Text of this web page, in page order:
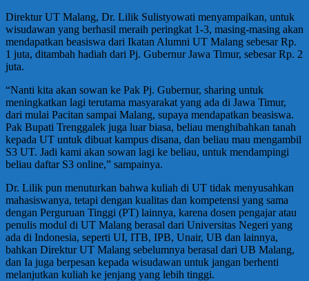
Direktur UT Malang, Dr. Lilik Sulistyowati menyampaikan, untuk
wisudawan yang berhasil meraih peringkat 1-3, masing-masing akan
mendapatkan beasiswa dari Ikatan Alumni UT Malang sebesar Rp.
1 juta, ditambah hadiah dari Pj. Gubernur Jawa Timur, sebesar Rp. 2
juta.
“Nanti kita akan sowan ke Pak Pj. Gubernur, sharing untuk
meningkatkan lagi terutama masyarakat yang ada di Jawa Timur,
dari mulai Pacitan sampai Malang, supaya mendapatkan beasiswa.
Pak Bupati Trenggalek juga luar biasa, beliau menghibahkan tanah
kepada UT untuk dibuat kampus disana, dan beliau mau mengambil
S3 UT. Jadi kami akan sowan lagi ke beliau, untuk mendampingi
beliau daftar S3 online,” sampainya.
Dr. Lilik pun menuturkan bahwa kuliah di UT tidak menyusahkan
mahasiswanya, tetapi dengan kualitas dan kompetensi yang sama
dengan Perguruan Tinggi (PT) lainnya, karena dosen pengajar atau
penulis modul di UT Malang berasal dari Universitas Negeri yang
ada di Indonesia, seperti UI, ITB, IPB, Unair, UB dan lainnya,
bahkan Direktur UT Malang sebelumnya berasal dari UB Malang,
dan Ia juga berpesan kepada wisudawan untuk jangan berhenti
melanjutkan kuliah ke jenjang yang lebih tinggi.